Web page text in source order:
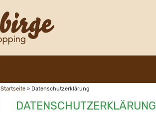
Startseite » Datenschutzerklärung
DATENSCHUTZERKLÄRUNG